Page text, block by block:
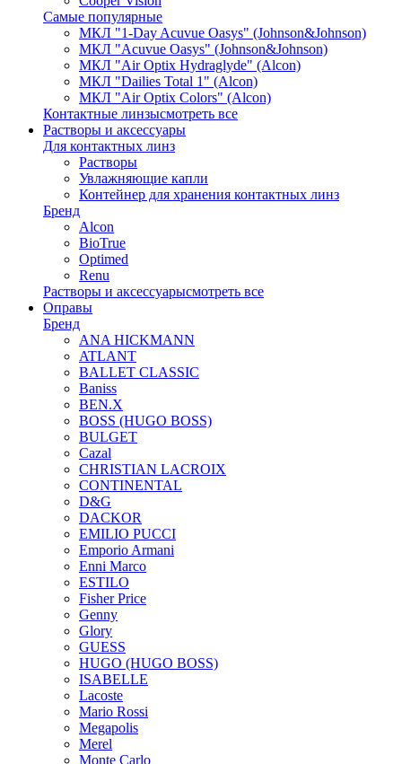
Самые популярные
МКЛ "1-Day Acuvue Oasys" (Johnson&Johnson)
МКЛ "Acuvue Oasys" (Johnson&Johnson)
МКЛ "Air Optix Hydraglyde" (Alcon)
МКЛ "Dailies Total 1" (Alcon)
МКЛ "Air Optix Colors" (Alcon)
Контактные линзысмотреть все
Растворы и аксессуары
Для контактных линз
Растворы
Увлажняющие капли
Контейнер для хранения контактных линз
Бренд
Alcon
BioTrue
Optimed
Renu
Растворы и аксессуарысмотреть все
Оправы
Бренд
ANA HICKMANN
ATLANT
BALLET CLASSIC
Baniss
BEN.X
BOSS (HUGO BOSS)
BULGET
Cazal
CHRISTIAN LACROIX
CONTINENTAL
D&G
DACKOR
EMILIO PUCCI
Emporio Armani
Enni Marco
ESTILO
Fisher Price
Genny
Glory
GUESS
HUGO (HUGO BOSS)
ISABELLE
Lacoste
Mario Rossi
Megapolis
Merel
Monte Carlo